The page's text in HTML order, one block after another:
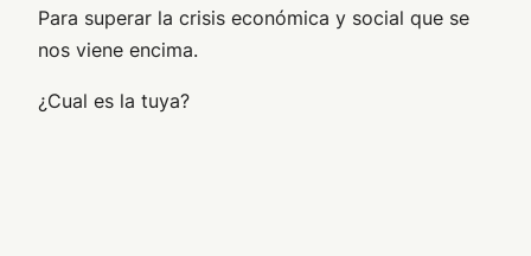
Para superar la crisis económica y social que se
nos viene encima.
¿Cual es la tuya?